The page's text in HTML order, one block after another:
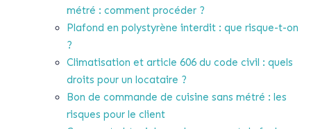
métré : comment procéder ?
Plafond en polystyrène interdit : que risque-t-on
?
Climatisation et article 606 du code civil : quels
droits pour un locataire ?
Bon de commande de cuisine sans métré : les
risques pour le client